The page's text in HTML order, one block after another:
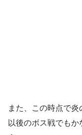
また、この時点で炎
以後のボス戦でも